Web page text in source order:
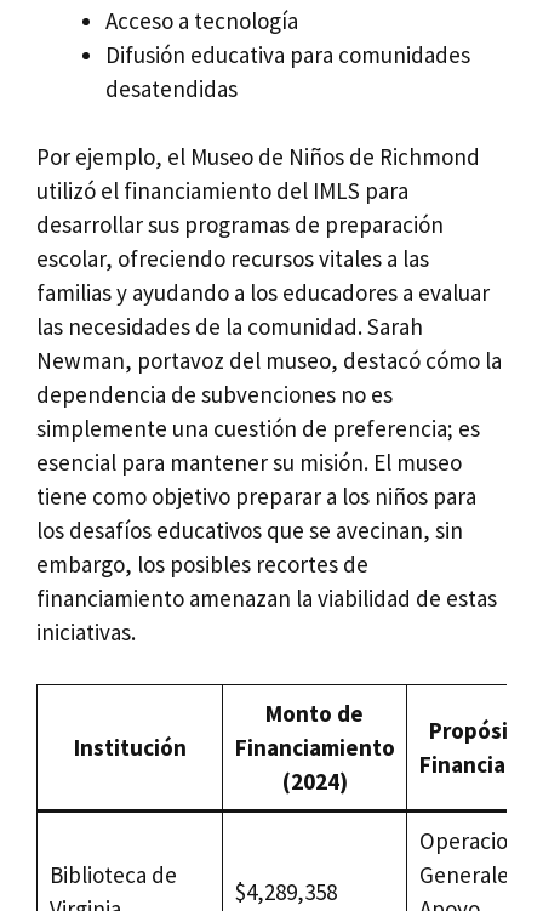
Acceso a tecnología
Difusión educativa para comunidades
desatendidas
Por ejemplo, el Museo de Niños de Richmond
utilizó el financiamiento del IMLS para
desarrollar sus programas de preparación
escolar, ofreciendo recursos vitales a las
familias y ayudando a los educadores a evaluar
las necesidades de la comunidad. Sarah
Newman, portavoz del museo, destacó cómo la
dependencia de subvenciones no es
simplemente una cuestión de preferencia; es
esencial para mantener su misión. El museo
tiene como objetivo preparar a los niños para
los desafíos educativos que se avecinan, sin
embargo, los posibles recortes de
financiamiento amenazan la viabilidad de estas
iniciativas.
Institución
Monto de
Financiamiento
(2024)
Propósito
Biblioteca de
$4,289,358
Operaciones
Generales y